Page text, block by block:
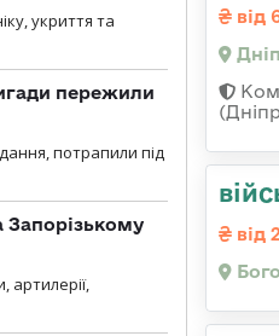
укриття та
пережили
потрапили під
Запорізькому
артилерії,
від
від